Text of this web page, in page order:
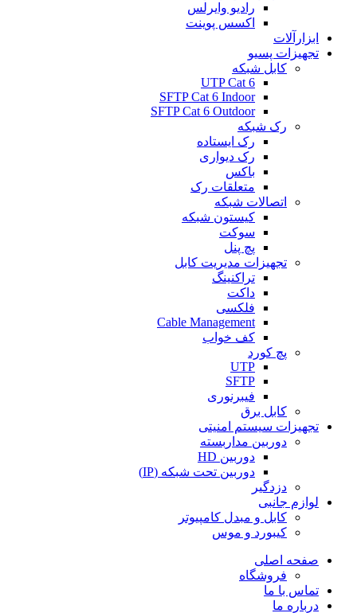
رادیو وایرلس
اکسس پوینت
ابزارآلات
تجهیزات پسیو
کابل شبکه
UTP Cat 6
SFTP Cat 6 Indoor
SFTP Cat 6 Outdoor
رک شبکه
رک ایستاده
رک دیواری
باکس
متعلقات رک
اتصالات شبکه
کیستون شبکه
سوکت
پچ پنل
تجهیزات مدیریت کابل
تراکنینگ
داکت
فلکسی
Cable Management
کف خواب
پچ کورد
UTP
SFTP
فیبرنوری
کابل برق
تجهیزات سیستم امنیتی
دوربین مداربسته
دوربین HD
دوربین تحت شبکه (IP)
دزدگیر
لوازم جانبی
کابل و مبدل کامپیوتر
کیبورد و موس
صفحه اصلی
فروشگاه
تماس با ما
درباره ما